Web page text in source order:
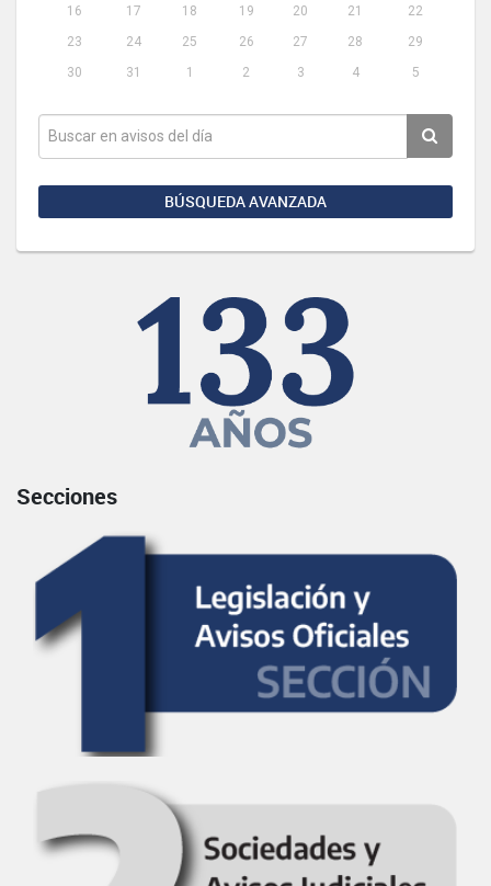
16
17 18 19 20 21
22
23
24 25 26 27 28
29
30
31 1 2 3 4 5
BÚSQUEDA AVANZADA
Secciones